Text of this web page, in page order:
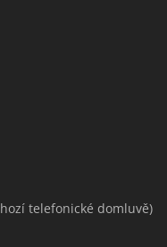
telefonické domluvě)